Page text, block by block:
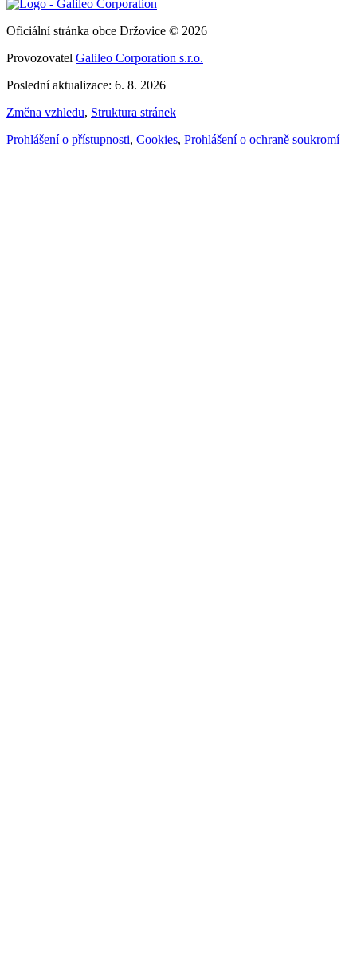
Oficiální stránka obce Držovice © 2026
Provozovatel Galileo Corporation s.r.o.
Poslední aktualizace: 6. 8. 2026
Změna vzhledu, Struktura stránek
Prohlášení o přístupnosti, Cookies, Prohlášení o ochraně soukromí